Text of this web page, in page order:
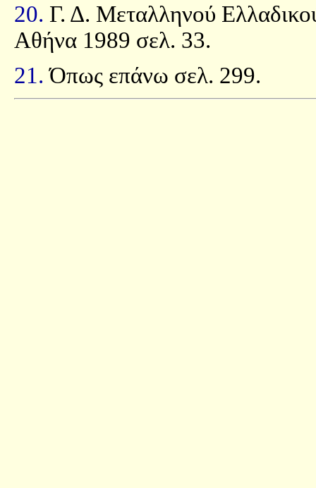
20. Γ. Δ. Μεταλληνού
Αθήνα 1989 σελ. 33.
21. Όπως επάνω σελ. 299.